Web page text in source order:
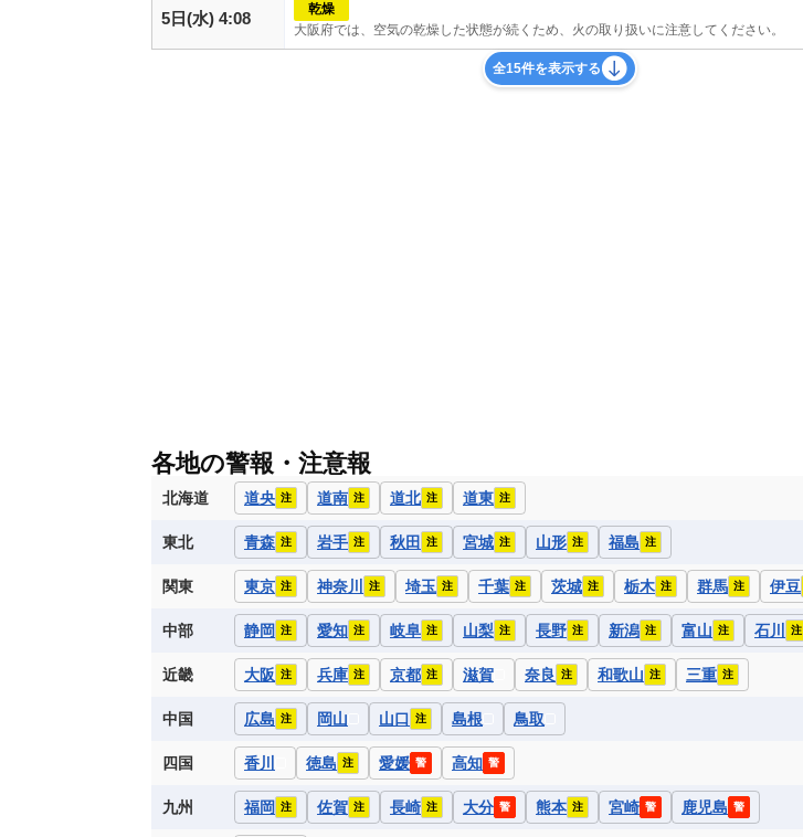
5日(水) 4:08
乾燥
大阪府では、空気の乾燥した状態が続くため、火の取り扱いに注意してください。
全15件を表示する
各地の警報・注意報
北海道 道央 注 道南 注 道北 注 道東 注
東北 青森 注 岩手 注 秋田 注 宮城 注 山形 注 福島 注
関東 東京 注 神奈川 注 埼玉 注 千葉 注 茨城 注 栃木 注 群馬 注 伊豆
中部 静岡 注 愛知 注 岐阜 注 山梨 注 長野 注 新潟 注 富山 注 石川 注
近畿 大阪 注 兵庫 注 京都 注 滋賀 奈良 注 和歌山 注 三重 注
中国 広島 注 岡山 山口 注 島根 鳥取
四国 香川 徳島 注 愛媛 警 高知 警
九州 福岡 注 佐賀 注 長崎 注 大分 警 熊本 注 宮崎 警 鹿児島 警